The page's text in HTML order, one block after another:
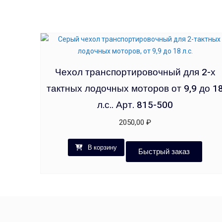
Чехол транспортировочный для 2-х
тактных лодочных моторов от 9,9 до
л.с.. Арт. 815-500
2050,00₽
В корзину Быстрый заказ